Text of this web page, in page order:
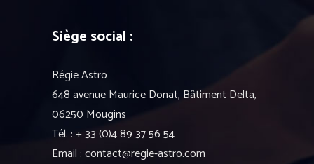
Siège social :
Régie Astro
648 avenue Maurice Donat, Bâtiment Delta,
06250 Mougins
Tél. : + 33 (0)4 89 37 56 54
Email : contact@regie-astro.com